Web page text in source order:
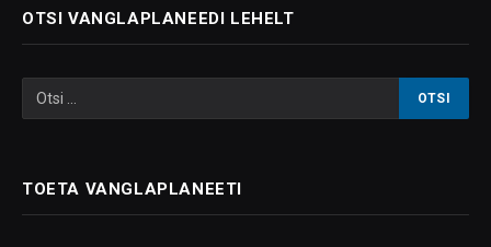
OTSI VANGLAPLANEEDI LEHELT
TOETA VANGLAPLANEETI